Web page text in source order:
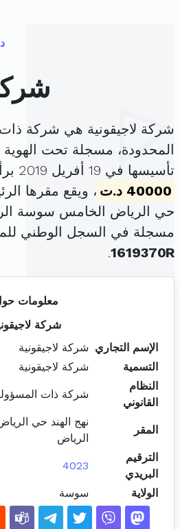
شركة لاجيقونية هي شركة
المحدودة، مسجلة تحت الهوية
تأسيسها في 19 أفريل 2019 برأس مال قدره
40000 د.ت
، ويقع مقرها
حي الرياض الخامس سوسة
مسجلة في السجل الوطني
1619370R
.
معلومات
شركة
الإسم التجاري شركة لاجيقونية
التسمية
شركة لاجيقونية
النظام
القانوني
شركة ذات
المقر
نهج الهند حي
الرياض
الترقيم
البريدي
4023
الولاية سوسة